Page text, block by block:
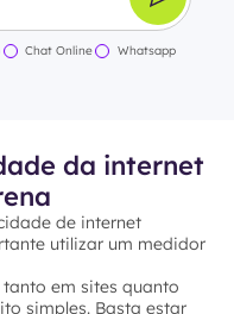
Chat Online Whatsapp
da internet
de internet
utilizar um medidor
em sites quanto
simples. Basta estar